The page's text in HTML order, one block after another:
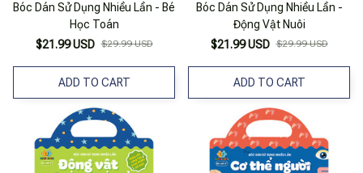
Bóc Dán Sử Dụng Nhiều Lần - Bé
Học Toán
$21.99 USD $29.99 USD
ADD TO CART
Bóc Dán Sử Dụng Nhiều Lần -
Động Vật Nuôi
$21.99 USD $29.99 USD
ADD TO CART